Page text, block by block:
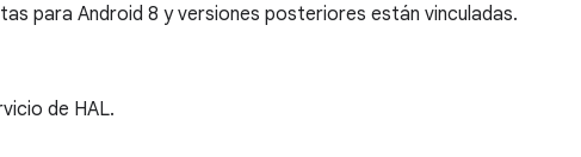
para Android 8 y versiones posteriores están vinculadas.
de HAL.